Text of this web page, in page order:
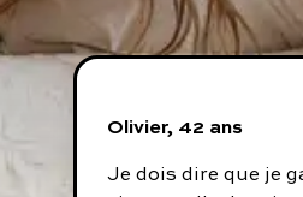
Olivier, 42 ans
Je dois dire que je